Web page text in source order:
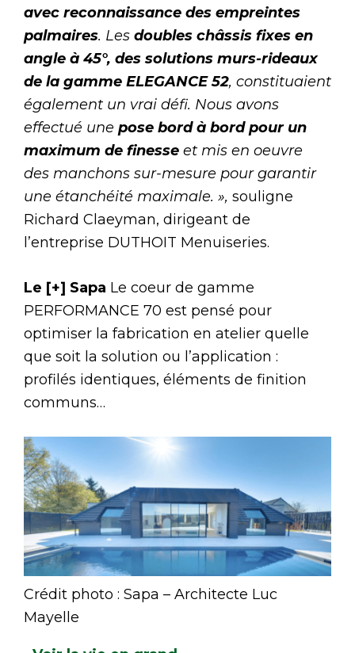
avec reconnaissance des empreintes
palmaires. Les doubles châssis fixes en
angle à 45°, des solutions murs-rideaux
de la gamme ELEGANCE 52, constituaient
également un vrai défi. Nous avons
effectué une pose bord à bord pour un
maximum de finesse et mis en oeuvre
des manchons sur-mesure pour garantir
une étanchéité maximale. », souligne
Richard Claeyman, dirigeant de
l’entreprise DUTHOIT Menuiseries.
Le [+] Sapa Le coeur de gamme
PERFORMANCE 70 est pensé pour
optimiser la fabrication en atelier quelle
que soit la solution ou l’application :
profilés identiques, éléments de finition
communs…
Crédit photo : Sapa – Architecte Luc
Mayelle